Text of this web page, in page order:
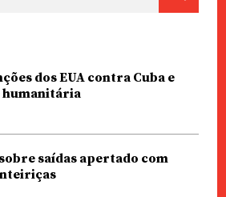
dos EUA contra Cuba e
saídas apertado com